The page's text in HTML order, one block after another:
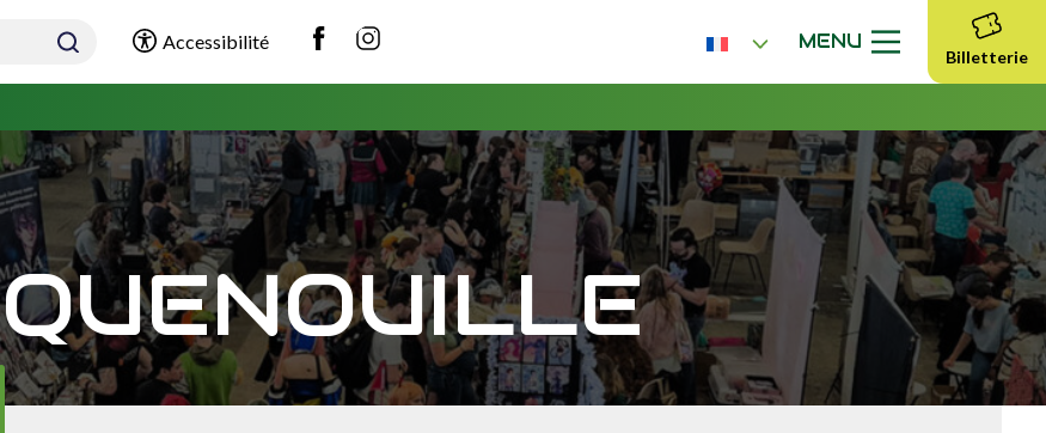
Accessibilité MENU
Billetterie
QUENOUILLE